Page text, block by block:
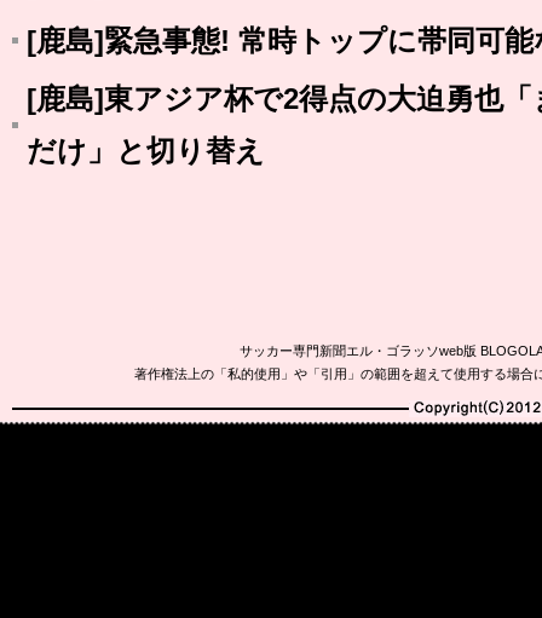
[鹿島]緊急事態! 常時トップに帯同可
[鹿島]東アジア杯で2得点の大迫勇也
だけ」と切り替え
サッカー専門新聞エル・ゴラッソweb版
著作権法上の「私的使用」や「引用」の範囲を超えて使用する場
Copyright(C)2010-